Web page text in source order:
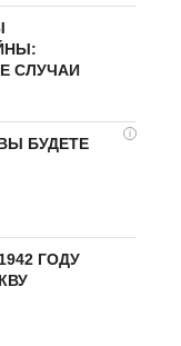
СЛУЧАИ
i
БУДЕТЕ
ГОДУ